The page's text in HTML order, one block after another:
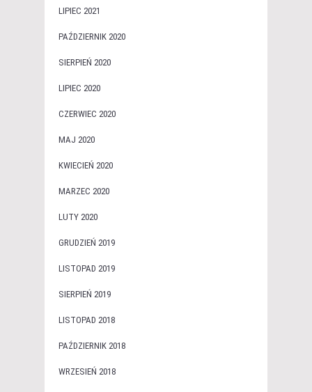
LIPIEC 2021
PAŹDZIERNIK 2020
SIERPIEŃ 2020
LIPIEC 2020
CZERWIEC 2020
MAJ 2020
KWIECIEŃ 2020
MARZEC 2020
LUTY 2020
GRUDZIEŃ 2019
LISTOPAD 2019
SIERPIEŃ 2019
LISTOPAD 2018
PAŹDZIERNIK 2018
WRZESIEŃ 2018